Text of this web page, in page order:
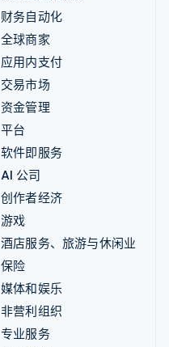
财务自动化
全球商家
应用内支付
交易市场
资金管理
平台
软件即服务
AI 公司
创作者经济
游戏
酒店服务、旅游与休闲业
保险
媒体和娱乐
非营利组织
专业服务